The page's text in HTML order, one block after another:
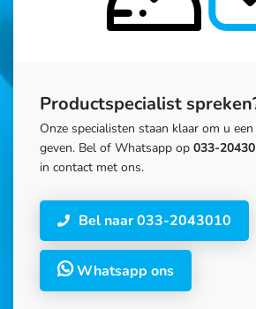
Productspecialist
Onze specialisten staan klaar om u
geven. Bel of Whatsapp op 033-
in contact met ons.
Bel naar 033-2043010
Whatsapp ons